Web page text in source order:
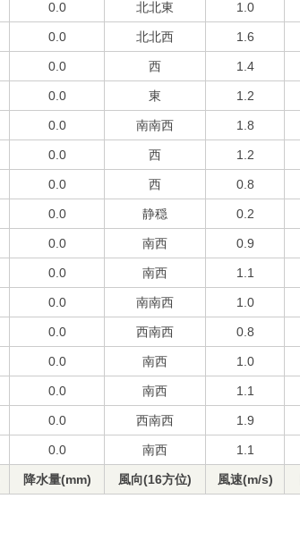
0.0 北北東 1.0
0.0 北北西 1.6
0.0 西 1.4
0.0 東 1.2
0.0 南南西 1.8
0.0 西 1.2
0.0 西 0.8
0.0 静穏 0.2
0.0 南西 0.9
0.0 南西 1.1
0.0 南南西 1.0
0.0 西南西 0.8
0.0 南西 1.0
0.0 南西 1.1
0.0 西南西 1.9
0.0 南西 1.1
降水量(mm) 風向(16方位) 風速(m/s)